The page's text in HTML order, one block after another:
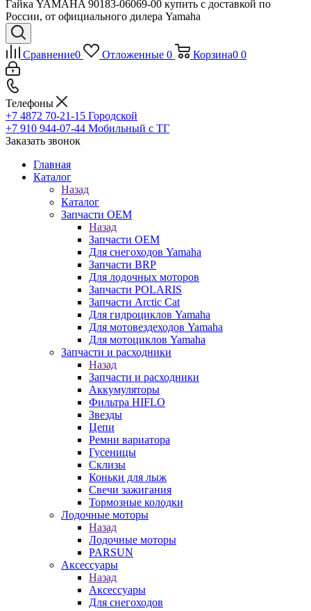
Гайка YAMAHA 90183-06069-00 купить с доставкой по
России, от официального дилера Yamaha
Сравнение0 Отложенные 0 Корзина0 0
Телефоны
+7 4872 70-21-15 Городской
+7 910 944-07-44 Мобильный с ТГ
Заказать звонок
Главная
Каталог
Назад
Каталог
Запчасти OEM
Назад
Запчасти OEM
Для снегоходов Yamaha
Запчасти BRP
Для лодочных моторов
Запчасти POLARIS
Запчасти Arctic Cat
Для гидроциклов Yamaha
Для мотовездеходов Yamaha
Для мотоциклов Yamaha
Запчасти и расходники
Назад
Запчасти и расходники
Аккумуляторы
Фильтра HIFLO
Звезды
Цепи
Ремни вариатора
Гусеницы
Склизы
Коньки для лыж
Свечи зажигания
Тормозные колодки
Лодочные моторы
Назад
Лодочные моторы
PARSUN
Аксессуары
Назад
Аксессуары
Для снегоходов